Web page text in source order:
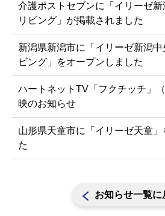
介護費用とお金について
その他
介護ポストセブンに「イリーゼ
リビング」が掲載されました
新潟県新潟市に「イリーゼ新潟
ビング」をオープンしました
ハートネットTV「フクチッチ」
映のお知らせ
山形県天童市に「イリーゼ天童
た
お知らせ一覧に